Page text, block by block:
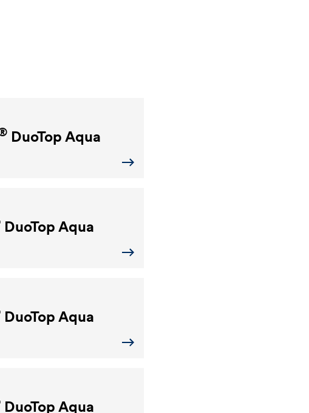
DuoTop Aqua
DuoTop Aqua
DuoTop Aqua
DuoTop Aqua